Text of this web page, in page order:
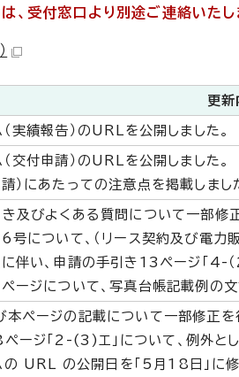
、受付窓口より別途ご連絡いたし
更新
実績報告）のURLを公開しました。
交付申請）のURLを公開しました。
）にあたっての注意点を掲載しまし
及びよくある質問について一部修
について、（リース契約及び電力
伴い、申請の手引き13ページ「4-
ージについて、写真台帳記載例の文
本ページの記載について一部修正を
ージ「2-(3)エ」について、例外と
URL の公開日を「5月18日」に修